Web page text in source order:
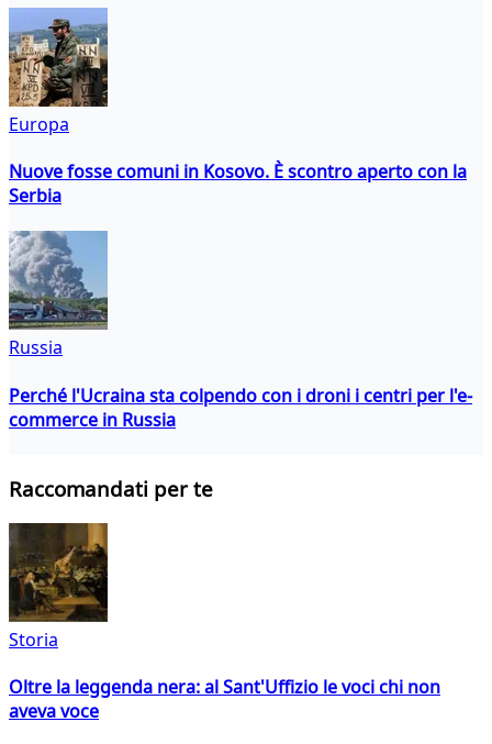
Europa
Nuove fosse comuni in Kosovo. È scontro aperto con la
Serbia
Russia
Perché l'Ucraina sta colpendo con i droni i centri per l'e-
commerce in Russia
Raccomandati per te
Storia
Oltre la leggenda nera: al Sant'Uffizio le voci chi non
aveva voce